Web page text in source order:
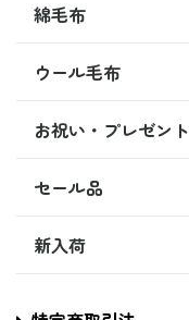
綿毛布
ウール毛布
お祝い・プレゼント
セール品
新入荷